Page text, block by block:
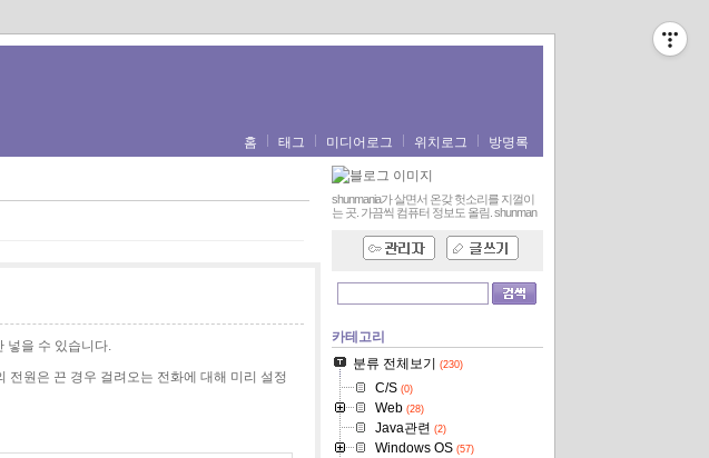
홈 태그 미디어로그 위치로그 방명록
을 수 있습니다.
원은 끈 경우 걸려오는 전화에 대해 미리 설정
shunmania가 살면서 온갖 헛소리를 지껄이
는 곳. 가끔씩 컴퓨터 정보도 올림. shunman
카테고리
분류 전체보기
(230)
C/S(0)
Web(28)
Java관련 (2)
Windows OS(57)